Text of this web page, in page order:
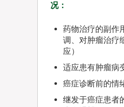
况：
药物治疗的副作
调、对肿瘤治疗
应）
适应患有肿瘤病
癌症诊断前的情
继发于癌症患者